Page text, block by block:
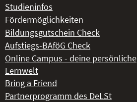
Studieninfos
Fördermöglichkeiten
Bildungsgutschein Check
Aufstiegs-BAföG Check
Online Campus - deine persönliche
Lernwelt
Bring a Friend
Partnerprogramm des DeLSt